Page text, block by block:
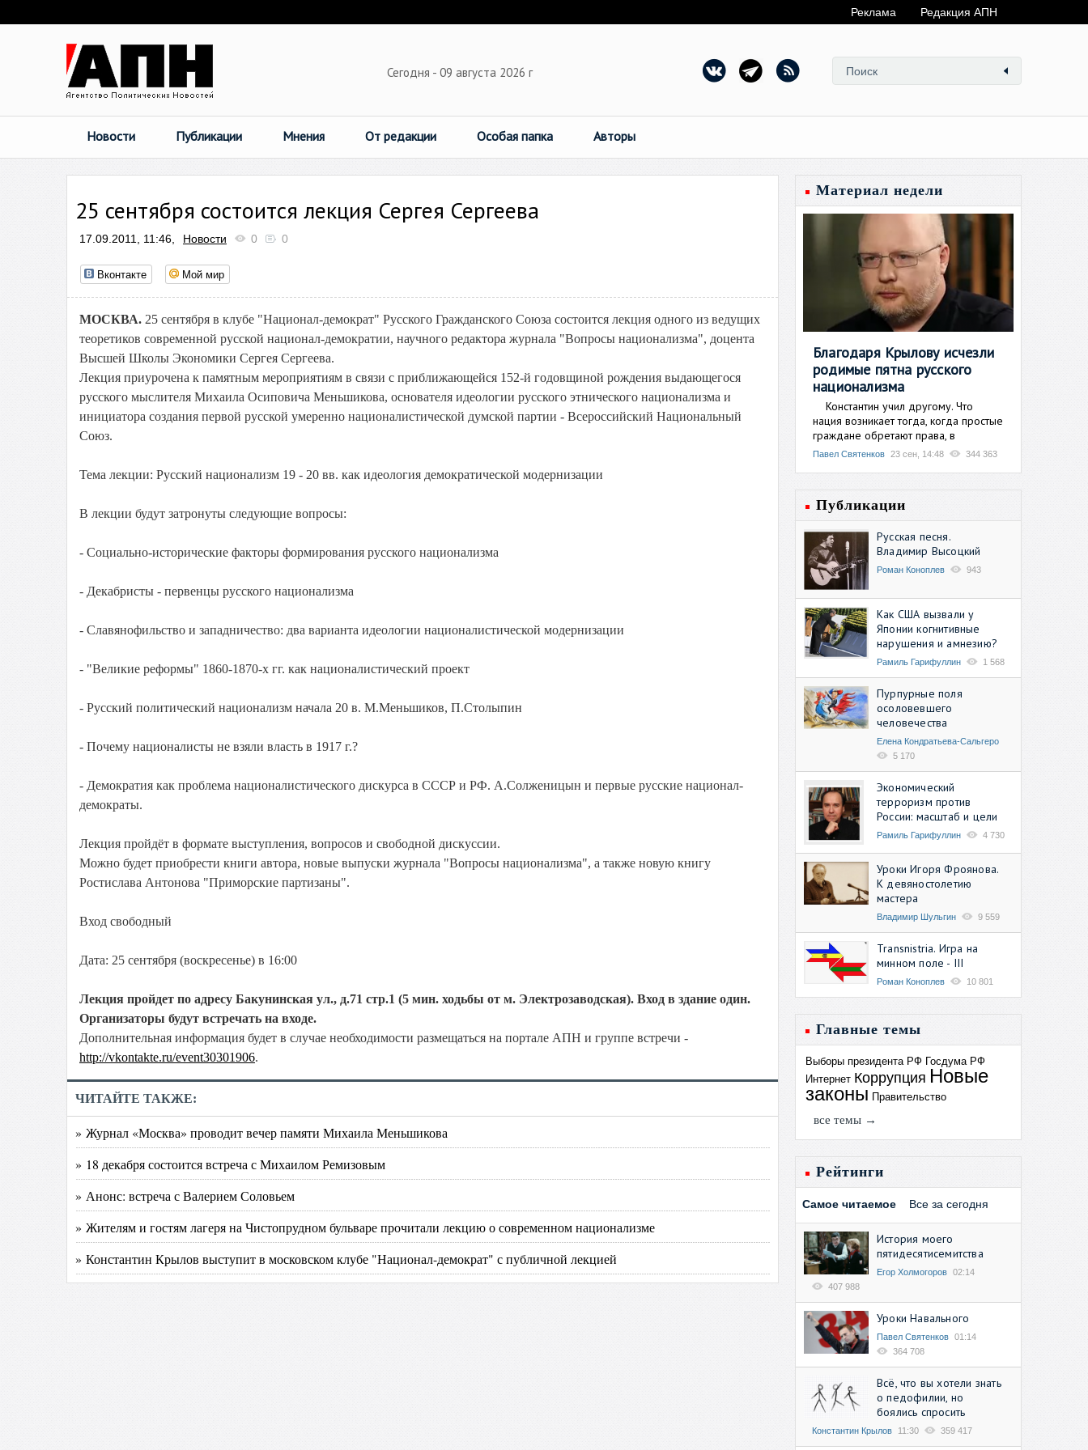
Реклама Редакция АПН
Сегодня - 09 августа 2026 г
Новости Публикации Мнения От редакции Особая папка Авторы
25 сентября состоится лекция Сергея Сергеева
17.09.2011, 11:46, Новости 0 0
Вконтакте Мой мир
МОСКВА. 25 сентября в клубе "Национал-демократ" Русского Гражданского Союза состоится лекция одного из ведущих
теоретиков современной русской национал-демократии, научного редактора журнала "Вопросы национализма", доцента
Высшей Школы Экономики Сергея Сергеева.
Лекция приурочена к памятным мероприятиям в связи с приближающейся 152-й годовщиной рождения выдающегося
русского мыслителя Михаила Осиповича Меньшикова, основателя идеологии русского этнического национализма и
инициатора создания первой русской умеренно националистической думской партии - Всероссийский Национальный
Союз.
Тема лекции: Русский национализм 19 - 20 вв. как идеология демократической модернизации
В лекции будут затронуты следующие вопросы:
- Социально-исторические факторы формирования русского национализма
- Декабристы - первенцы русского национализма
- Славянофильство и западничество: два варианта идеологии националистической модернизации
- "Великие реформы" 1860-1870-х гг. как националистический проект
- Русский политический национализм начала 20 в. М.Меньшиков, П.Столыпин
- Почему националисты не взяли власть в 1917 г.?
- Демократия как проблема националистического дискурса в СССР и РФ. А.Солженицын и первые русские национал-
демократы.
Лекция пройдёт в формате выступления, вопросов и свободной дискуссии.
Можно будет приобрести книги автора, новые выпуски журнала "Вопросы национализма", а также новую книгу
Ростислава Антонова "Приморские партизаны".
Вход свободный
Дата: 25 сентября (воскресенье) в 16:00
Лекция пройдет по адресу Бакунинская ул., д.71 стр.1 (5 мин. ходьбы от м. Электрозаводская). Вход в здание один.
Организаторы будут встречать на входе.
Дополнительная информация будет в случае необходимости размещаться на портале АПН и группе встречи -
http://vkontakte.ru/event30301906.
ЧИТАЙТЕ ТАКЖЕ:
» Журнал «Москва» проводит вечер памяти Михаила Меньшикова
» 18 декабря состоится встреча с Михаилом Ремизовым
» Анонс: встреча с Валерием Соловьем
» Жителям и гостям лагеря на Чистопрудном бульваре прочитали лекцию о современном национализме
» Константин Крылов выступит в московском клубе "Национал-демократ" с публичной лекцией
Материал недели
Благодаря Крылову исчезли
родимые пятна русского
национализма
Константин учил другому. Что
нация возникает тогда, когда простые
граждане обретают права, в
Павел Святенков 23 сен, 14:48 344 363
Публикации
Русская песня.
Владимир Высоцкий
Роман Коноплев 943
Как США вызвали у
Японии когнитивные
нарушения и амнезию?
Рамиль Гарифуллин 1 568
Пурпурные поля
осоловевшего
человечества
Елена Кондратьева-Сальгеро
5 170
Экономический
терроризм против
России: масштаб и цели
Рамиль Гарифуллин 4 730
Уроки Игоря Фроянова.
К девяностолетию
мастера
Владимир Шульгин 9 559
Transnistria. Игра на
минном поле - III
Роман Коноплев 10 801
Главные темы
Выборы президента РФ Госдума РФ
Интернет Коррупция Новые
законы Правительство
все темы →
Рейтинги
Самое читаемое Все за сегодня
История моего
пятидесятисемитства
Егор Холмогоров 02:14
407 988
Уроки Навального
Павел Святенков 01:14
364 708
Всё, что вы хотели знать
о педофилии, но
боялись спросить
Константин Крылов 11:30 359 417